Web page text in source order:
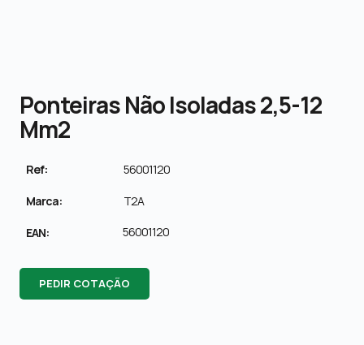
Ponteiras Não Isoladas 2,5-12
Mm2
Ref: 56001120
Marca: T2A
EAN: 56001120
PEDIR COTAÇÃO